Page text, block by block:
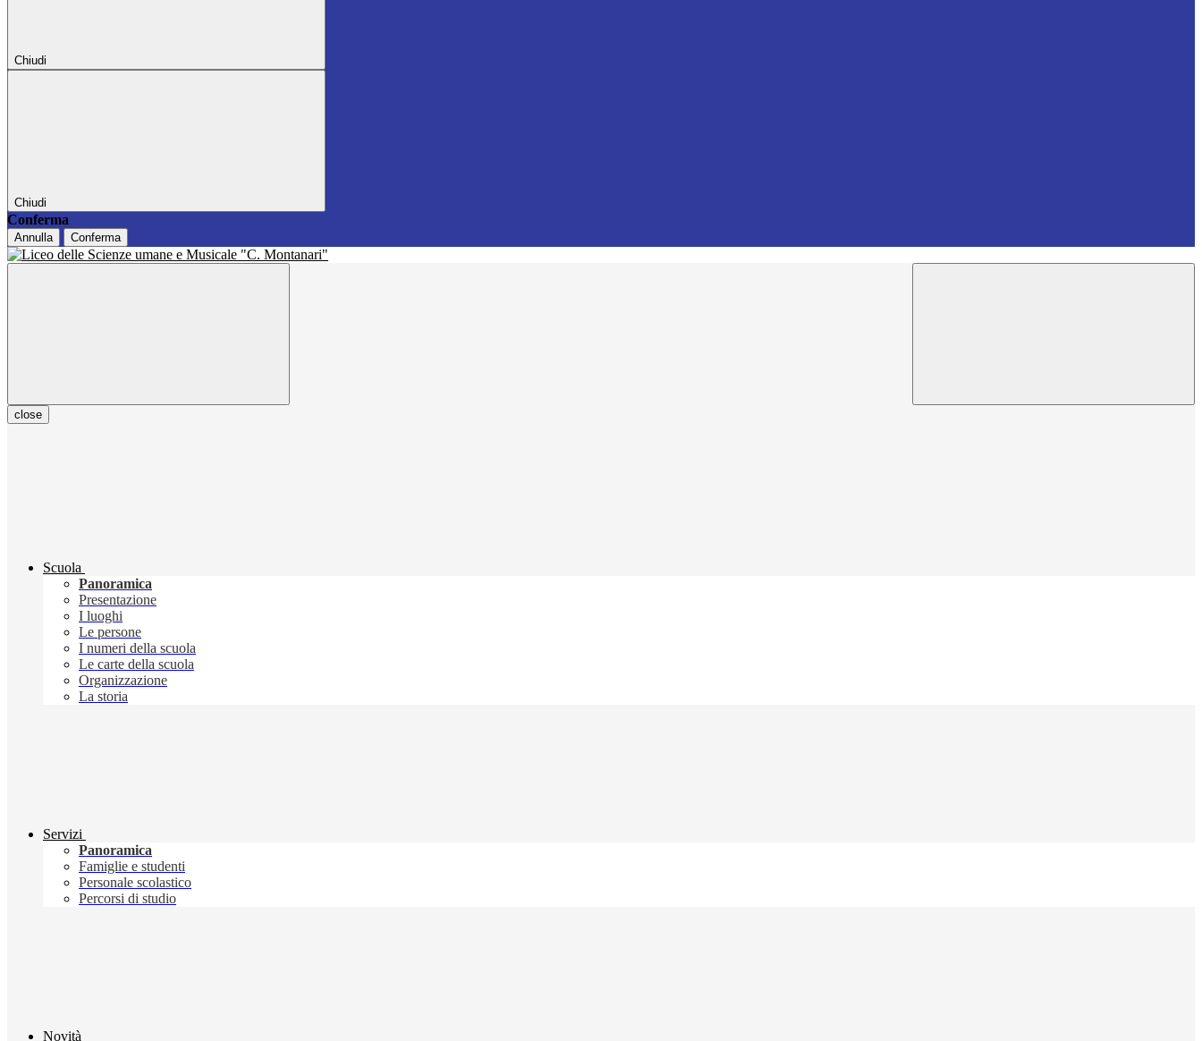
Chiudi
Chiudi
Conferma
Annulla Conferma
close
Scuola
Panoramica
Presentazione
I luoghi
Le persone
I numeri della scuola
Le carte della scuola
Organizzazione
La storia
Servizi
Panoramica
Famiglie e studenti
Personale scolastico
Percorsi di studio
Novità